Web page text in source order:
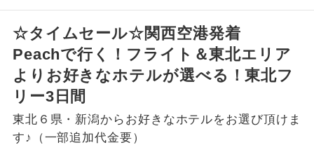
☆タイムセール☆関西空港発着
Peachで行く！フライト＆東北エリア
よりお好きなホテルが選べる！東北フ
リー3日間
東北６県・新潟からお好きなホテルをお選び頂けま
す♪（一部追加代金要）
関空(2ﾀｰﾐﾅﾙ国内線到着)片道：大人510円、
子供510円
仙台往復：大人580円、子供300円
現地添乗員同
現地到着空港（駅）から最終日出発空港
（駅）まで添乗員が同行します。
バスガイド乗
務
バスガイドが乗務し、車内での観光案内
があります。
新コース 初登場のコースです。